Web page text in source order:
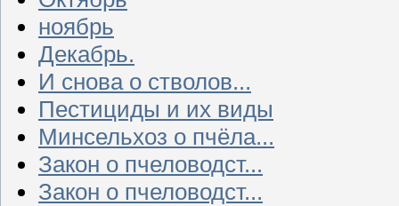
ноябрь
Декабрь.
И снова о стволов...
Пестициды и их виды
Минсельхоз о пчёла...
Закон о пчеловодст...
Закон о пчеловодст...